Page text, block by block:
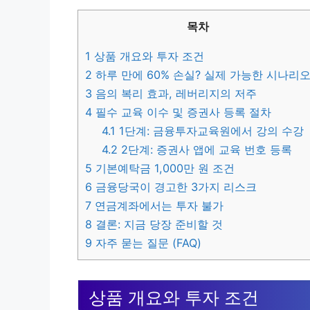
목차
1 상품 개요와 투자 조건
2 하루 만에 60% 손실? 실제 가능한 시나리오
3 음의 복리 효과, 레버리지의 저주
4 필수 교육 이수 및 증권사 등록 절차
4.1 1단계: 금융투자교육원에서 강의 수강
4.2 2단계: 증권사 앱에 교육 번호 등록
5 기본예탁금 1,000만 원 조건
6 금융당국이 경고한 3가지 리스크
7 연금계좌에서는 투자 불가
8 결론: 지금 당장 준비할 것
9 자주 묻는 질문 (FAQ)
상품 개요와 투자 조건